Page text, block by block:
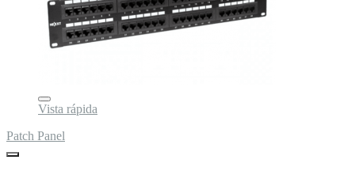
Vista rápida
Patch Panel